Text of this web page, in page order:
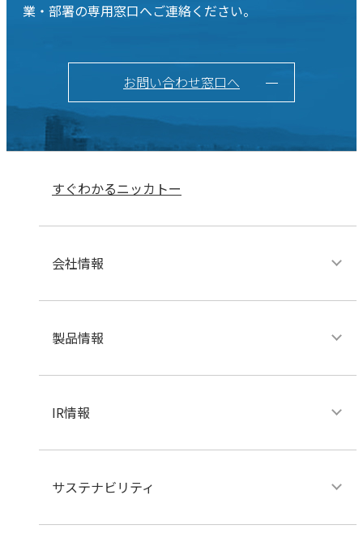
業・部署の専用窓口へご連絡ください。
お問い合わせ窓口へ
すぐわかるニッカトー
会社情報
製品情報
IR情報
サステナビリティ